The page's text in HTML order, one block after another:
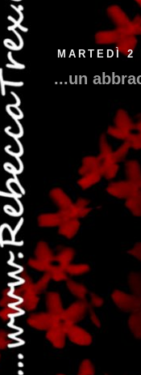
...qui trovate
MARTEDÌ 2
...un